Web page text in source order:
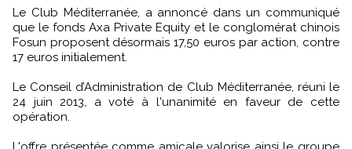
Le Club Méditerranée, a annoncé dans un communiqué
que le fonds Axa Private Equity et le conglomérat chinois
Fosun proposent désormais 17,50 euros par action, contre
17 euros initialement.
Le Conseil d’Administration de Club Méditerranée, réuni le
24 juin 2013, a voté à l'unanimité en faveur de cette
opération.